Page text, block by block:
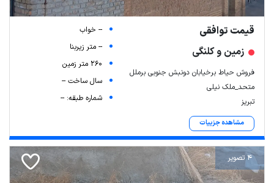
قیمت توافقی
زمین و کلنگی
فروش حیاط برخیابان دونبش جنوبی برملل
متحد_ملک نیلی
تبریز
مشاهده جزییات
-- خواب
-- متر زیربنا
260 متر زمین
سال ساخت --
شماره طبقه: --
4 تصویر